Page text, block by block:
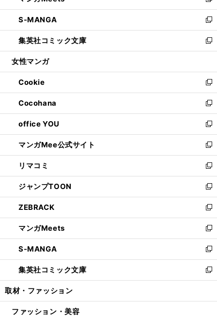
開
く
ウ
で
開
く
ン
ド
ウ
で
開
ウ
ィ
ン
ド
ウ
開
く
し
い
ウ
ィ
ン
ウ
で
開
く
S-MANGA
新
し
い
ウ
ン
ド
ウ
で
開
く
集英社コミック文庫
新
し
ウ
ィ
ン
ド
ウ
で
開
く
女性マンガ
Cookie
新
し
い
ウ
ィ
ン
ド
ウ
で
開
く
Cocohana
新
し
い
ウ
ィ
ン
ド
ウ
で
開
く
office YOU
新
し
い
ウ
ィ
ン
ド
ウ
で
開
く
マンガMee公式サイト
新
し
い
ウ
ィ
ン
ド
ウ
で
開
く
リマコミ
新
し
い
ウ
ィ
ン
ド
ウ
で
開
く
ジャンプTOON
新
し
い
ウ
ィ
ン
ド
ウ
で
開
ZEBRACK
新
し
い
ウ
ィ
ン
ド
ウ
開
マンガMeets
新
し
い
ウ
ィ
ン
ウ
S-MANGA
新
し
い
ウ
ン
集英社コミック文庫
新
し
ウ
取材・ファッション
ファッション・美容